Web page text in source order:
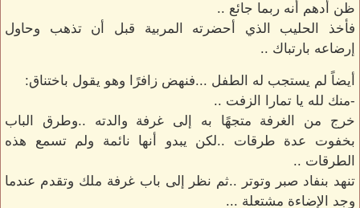
ظن أدهم أنه ربما جائع ..
فأخذ الحليب الذي أحضرته المربية قبل أن تذهب وحاول
إرضاعه بارتباك ..
أيضاً لم يستجب له الطفل ...فنهض زافرًا وهو يقول باختناق:
-منك لله يا تمارا الزفت ..
خرج من الغرفة متجهًا به إلى غرفة والدته ..وطرق الباب
بخفوت عدة طرقات ..لكن يبدو أنها نائمة ولم تسمع هذه
الطرقات ..
تنهد بنفاد صبر وتوتر ..ثم نظر إلى باب غرفة ملك وتقدم عندما
وجد الإضاءة مشتعلة ...